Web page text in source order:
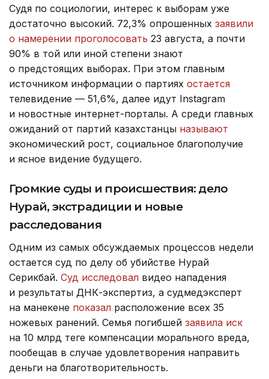
Судя по социологии, интерес к выборам уже
достаточно высокий. 72,3% опрошенных заявили
о намерении проголосовать 23 августа, а почти
90% в той или иной степени знают
о предстоящих выборах. При этом главным
источником информации о партиях остается
телевидение — 51,6%, далее идут Instagram
и новостные интернет-порталы. А среди главных
ожиданий от партий казахстанцы называют
экономический рост, социальное благополучие
и ясное видение будущего.
Громкие суды и происшествия: дело
Нурай, экстрадиции и новые
расследования
Одним из самых обсуждаемых процессов недели
остается суд по делу об убийстве Нурай
Серикбай. Суд исследовал видео нападения
и результаты ДНК-экспертиз, а судмедэксперт
на манекене показал расположение всех 35
ножевых ранений. Семья погибшей заявила иск
на 10 млрд теңге компенсации морального вреда,
пообещав в случае удовлетворения направить
деньги на благотворительность.